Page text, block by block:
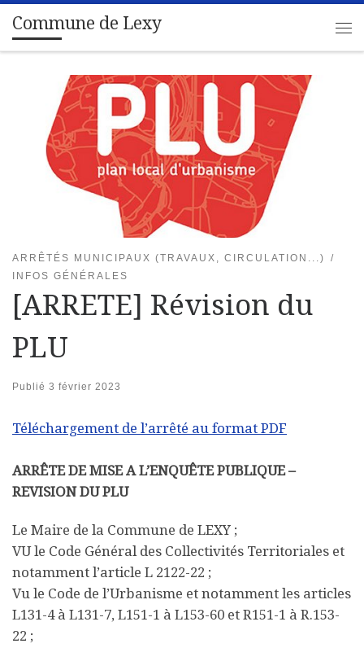
Passer au contenu
Commune de Lexy
ARRÊTÉS MUNICIPAUX (TRAVAUX, CIRCULATION...)
INFOS GÉNÉRALES
[ARRETE] Révision du
PLU
Publié 3 février 2023
Téléchargement de l’arrêté au format PDF
ARRÊTE DE MISE A L’ENQUÊTE PUBLIQUE –
REVISION DU PLU
Le Maire de la Commune de LEXY ;
VU le Code Général des Collectivités Territoriales et
notamment l’article L 2122-22 ;
Vu le Code de l’Urbanisme et notamment les articles
L131-4 à L131-7, L151-1 à L153-60 et R151-1 à R.153-
22 ;